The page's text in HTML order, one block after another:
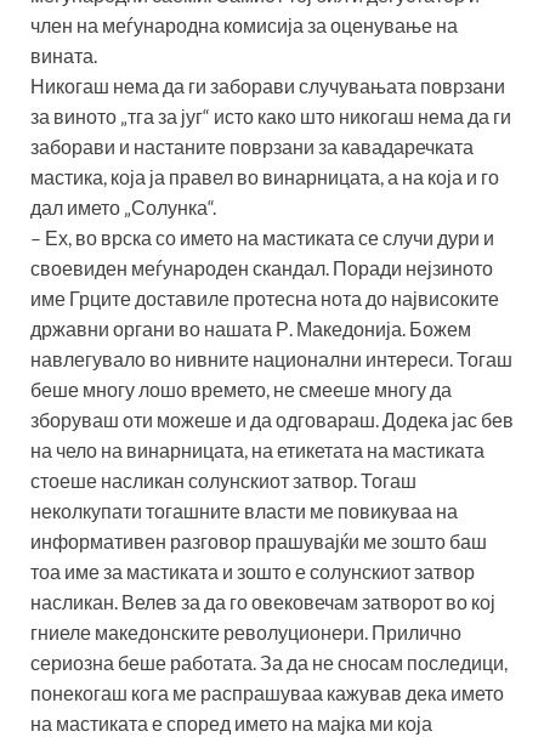
член на меѓународна комисија за оценување на
вината.
Никогаш нема да ги заборави случувањата поврзани
за виното „тга за југ“ исто како што никогаш нема да ги
заборави и настаните поврзани за кавадаречката
мастика, која ја правел во винарницата, а на која и го
дал името „Солунка“.
– Ех, во врска со името на мастиката се случи дури и
своевиден меѓународен скандал. Поради нејзиното
име Грците доставиле протесна нота до највисоките
државни органи во нашата Р. Македонија. Божем
навлегувало во нивните национални интереси. Тогаш
беше многу лошо времето, не смееше многу да
зборуваш оти можеше и да одговараш. Додека јас бев
на чело на винарницата, на етикетата на мастиката
стоеше насликан солунскиот затвор. Тогаш
неколкупати тогашните власти ме повикуваа на
информативен разговор прашувајќи ме зошто баш
тоа име за мастиката и зошто е солунскиот затвор
насликан. Велев за да го овековечам затворот во кој
гниеле македонските револуционери. Прилично
сериозна беше работата. За да не сносам последици,
понекогаш кога ме распрашуваа кажував дека името
на мастиката е според името на мајка ми која